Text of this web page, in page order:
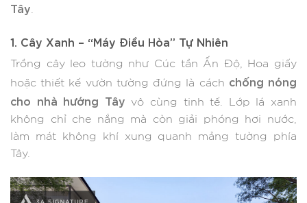
Tây.
1. Cây Xanh – “Máy Điều Hòa” Tự Nhiên
Trồng cây leo tường như Cúc tần Ấn Độ, Hoa giấy
hoặc thiết kế vườn tường đứng là cách chống nóng
cho nhà hướng Tây vô cùng tinh tế. Lớp lá xanh
không chỉ che nắng mà còn giải phóng hơi nước,
làm mát không khí xung quanh mảng tường phía
Tây.